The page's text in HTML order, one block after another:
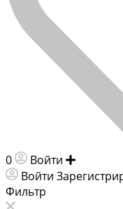
0 Войти
Войти
Фильтр